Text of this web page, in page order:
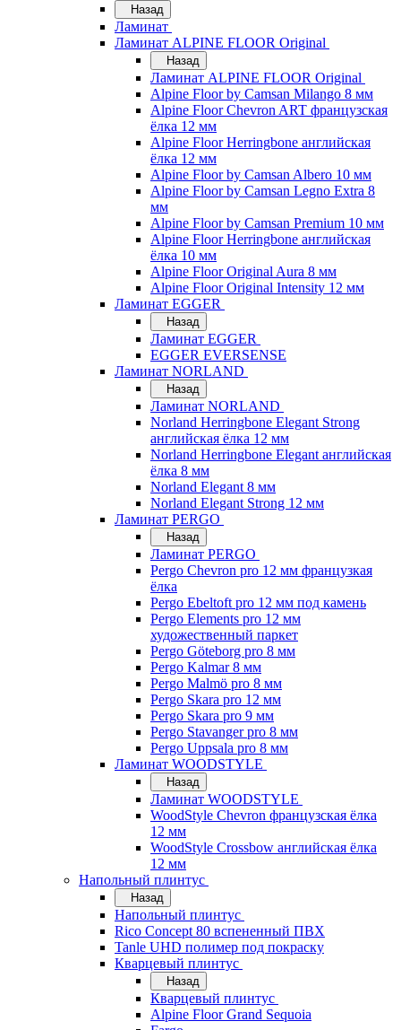
Назад
Ламинат
Ламинат ALPINE FLOOR Original
Назад
Ламинат ALPINE FLOOR Original
Alpine Floor by Camsan Milango 8 мм
Alpine Floor Chevron ART французская
ёлка 12 мм
Alpine Floor Herringbone английская
ёлка 12 мм
Alpine Floor by Camsan Albero 10 мм
Alpine Floor by Camsan Legno Extra 8
мм
Alpine Floor by Camsan Premium 10 мм
Alpine Floor Herringbone английская
ёлка 10 мм
Alpine Floor Original Aura 8 мм
Alpine Floor Original Intensity 12 мм
Ламинат EGGER
Назад
Ламинат EGGER
EGGER EVERSENSE
Ламинат NORLAND
Назад
Ламинат NORLAND
Norland Herringbone Elegant Strong
английская ёлка 12 мм
Norland Herringbone Elegant английская
ёлка 8 мм
Norland Elegant 8 мм
Norland Elegant Strong 12 мм
Ламинат PERGO
Назад
Ламинат PERGO
Pergo Chevron pro 12 мм французкая
ёлка
Pergo Ebeltoft pro 12 мм под камень
Pergo Elements pro 12 мм
художественный паркет
Pergo Göteborg pro 8 мм
Pergo Kalmar 8 мм
Pergo Malmö pro 8 мм
Pergo Skara pro 12 мм
Pergo Skara pro 9 мм
Pergo Stavanger pro 8 мм
Pergo Uppsala pro 8 мм
Ламинат WOODSTYLE
Назад
Ламинат WOODSTYLE
WoodStyle Chevron французская ёлка
12 мм
WoodStyle Crossbow английская ёлка
12 мм
Напольный плинтус
Назад
Напольный плинтус
Rico Concept 80 вспененный ПВХ
Tanle UHD полимер под покраску
Кварцевый плинтус
Назад
Кварцевый плинтус
Alpine Floor Grand Sequoia